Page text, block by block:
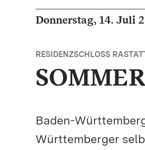
Donnerstag, 14. Juli
RESIDENZSCHLOSS
Baden-
Württemberger